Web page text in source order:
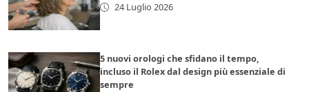
24 Luglio 2026
5 nuovi orologi che sfidano il tempo,
incluso il Rolex dal design più essenziale di
sempre